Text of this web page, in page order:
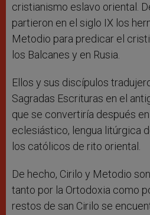
cristianismo eslavo oriental.
partieron en el siglo IX los
Metodio para predicar el
los Balcanes y en Rusia.
Ellos y sus discípulos
Sagradas Escrituras en el
que se convertiría después
eclesiástico, lengua litúrgica
los católicos de rito oriental.
De hecho, Cirilo y Metodio
tanto por la Ortodoxia como
restos de san Cirilo se